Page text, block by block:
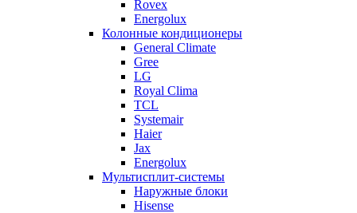
Rovex
Energolux
Колонные кондиционеры
General Climate
Gree
LG
Royal Clima
TCL
Systemair
Haier
Jax
Energolux
Мультисплит-системы
Наружные блоки
Hisense